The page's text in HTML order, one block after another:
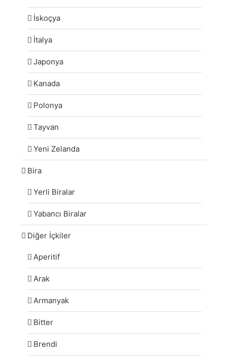
İskoçya
İtalya
Japonya
Kanada
Polonya
Tayvan
Yeni Zelanda
Bira
Yerli Biralar
Yabancı Biralar
Diğer İçkiler
Aperitif
Arak
Armanyak
Bitter
Brendi